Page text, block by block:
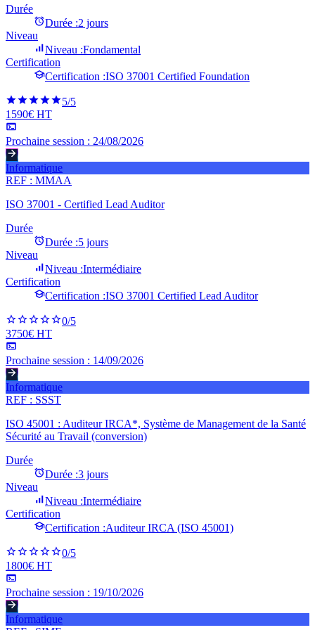
Durée
Durée :2 jours
Niveau
Niveau :Fondamental
Certification
Certification :ISO 37001 Certified Foundation
5/5
1590€ HT
Prochaine session : 24/08/2026
Informatique
REF : MMAA
ISO 37001 - Certified Lead Auditor
Durée
Durée :5 jours
Niveau
Niveau :Intermédiaire
Certification
Certification :ISO 37001 Certified Lead Auditor
0/5
3750€ HT
Prochaine session : 14/09/2026
Informatique
REF : SSST
ISO 45001 : Auditeur IRCA*, Système de Management de la Santé
Sécurité au Travail (conversion)
Durée
Durée :3 jours
Niveau
Niveau :Intermédiaire
Certification
Certification :Auditeur IRCA (ISO 45001)
0/5
1800€ HT
Prochaine session : 19/10/2026
Informatique